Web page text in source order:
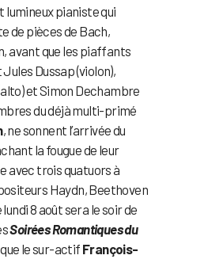
lumineux pianiste qui
de pièces de Bach,
avant que les piaffants
Dussap (violon),
et Simon Dechambre
du déjà multi-primé
, ne sonnent l’arrivée du
la fougue de leur
avec trois quatuors à
Haydn, Beethoven
8 août sera le soir de
Soirées Romantiques du
le sur-actif François-